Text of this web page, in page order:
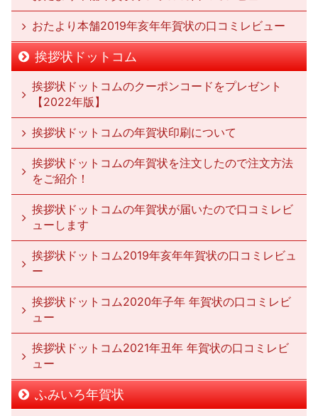
おたより本舗2019年亥年年賀状の口コミレビュー
挨拶状ドットコム
挨拶状ドットコムのクーポンコードをプレゼント
【2022年版】
挨拶状ドットコムの年賀状印刷について
挨拶状ドットコムの年賀状を注文したので注文方法
をご紹介！
挨拶状ドットコムの年賀状が届いたので口コミレビ
ューします
挨拶状ドットコム2019年亥年年賀状の口コミレビュ
ー
挨拶状ドットコム2020年子年 年賀状の口コミレビ
ュー
挨拶状ドットコム2021年丑年 年賀状の口コミレビ
ュー
ふみいろ年賀状